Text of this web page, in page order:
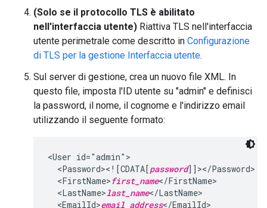
(Solo se il protocollo TLS è abilitato
nell'interfaccia utente) Riattiva TLS nell'interfaccia
utente perimetrale come descritto in Configurazione
di TLS per la gestione Interfaccia utente.
Sul server di gestione, crea un nuovo file XML. In
questo file, imposta l'ID utente su "admin" e definisci
la password, il nome, il cognome e l'indirizzo email
utilizzando il seguente formato:
<User id="admin">
  <Password><![CDATA[
password]]></Password>
  <FirstName>
first_name</FirstName>
  <LastName>
last_name</LastName>
  <EmailId>
email_address</EmailId>